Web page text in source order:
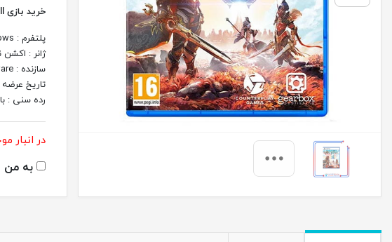
خرید بازی Godfall برای PS5
پلتفرم : PS5, Windows
ژانر :
سازنده : Gearbox Software
تاریخ عرضه :
رده سنی : بالای
در انبار
به من